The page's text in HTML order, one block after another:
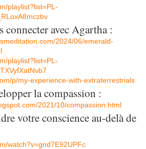
playlist?list=PL-
connecter avec Agartha :
2024/06/emerald-
playlist?list=PL-
p/my-experience-with-extraterrestrials
la compassion :
2021/10/compassion.html
votre conscience au-delà de
watch?v=gnd7E92UPFc